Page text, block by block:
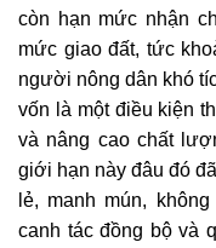
còn hạn mức nhận
mức giao đất, tức
người nông dân khó
vốn là một điều kiện
và nâng cao chất
giới hạn này đâu đó
lẻ, manh mún,
canh tác đồng bộ và